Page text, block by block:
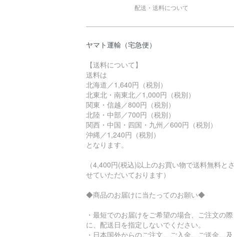
配送・送料について
ヤマト運輸（宅急便）
【送料について】
送料は
北海道／1,640円（税別）
北東北・南東北／1,000円（税別）
関東・信越／800円（税別）
北陸・中部／700円（税別）
関西・中国・四国・九州／600円（税別）
沖縄／1,240円（税別）
となります。
（4,400円(税込)以上のお買い物で送料無料とさ
せていただいております）
◆商品のお届けに当たってのお願い◆
・最短でのお届けをご希望の場合、ご注文の際
に、配送日を指定しないでください。
・日本国外からのご注文、ご入金、ご送金、及